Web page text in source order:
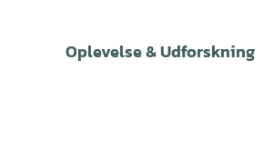
Oplevelse & Udforskning